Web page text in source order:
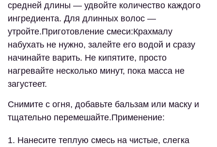
средней длины — удвойте количество каждого
ингредиента. Для длинных волос —
утройте.Приготовление смеси:Крахмалу
набухать не нужно, залейте его водой и сразу
начинайте варить. Не кипятите, просто
нагревайте несколько минут, пока масса не
загустеет.
Снимите с огня, добавьте бальзам или маску и
тщательно перемешайте.Применение:
Нанесите теплую смесь на чистые, слегка